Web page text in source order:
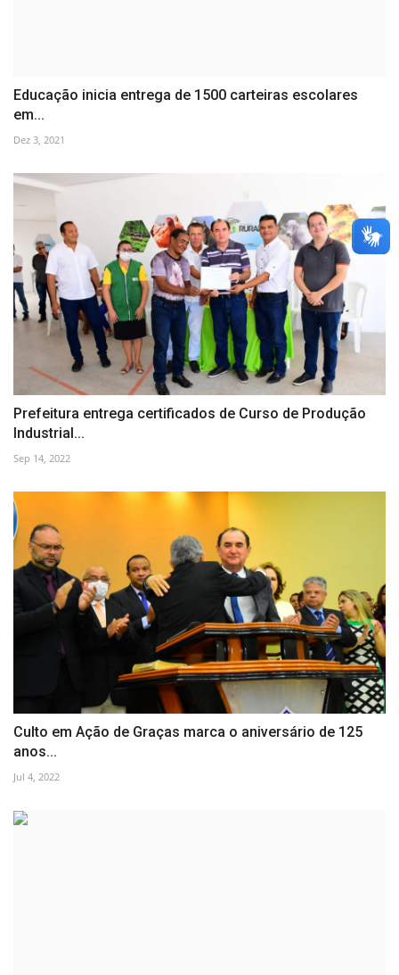
Educação inicia entrega de 1500 carteiras escolares
em...
Dez 3, 2021
Prefeitura entrega certificados de Curso de Produção
Industrial...
Sep 14, 2022
Culto em Ação de Graças marca o aniversário de 125
anos...
Jul 4, 2022